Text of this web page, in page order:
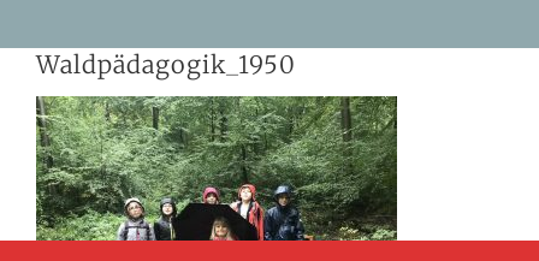
content
Waldpädagogik_1950